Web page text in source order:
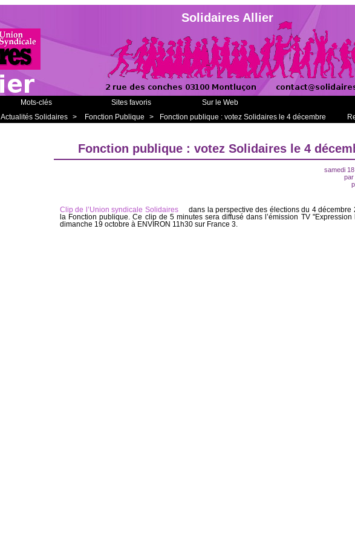
Solidaires Allier
Mots-clés Sites favoris
Sur le Web
Actualités Solidaires > Fonction Publique > Fonction publique : votez Solidaires le 4 décembre
Fonction publique : votez Solidaires le 4
samedi
par
Clip de l’Union syndicale Solidaires
dans la perspective des élections du 4 décembre
la Fonction publique. Ce clip de 5 minutes sera diffusé dans l’émission TV "Expression
dimanche 19 octobre à ENVIRON 11h30 sur France 3.